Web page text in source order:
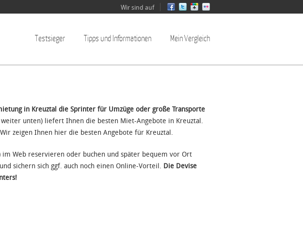
Wir sind auf
Testsieger Tipps und Informationen Mein Vergleich
in Kreuztal die Sprinter für Umzüge oder große Transporte
unten) liefert Ihnen die besten Miet-Angebote in Kreuztal.
zeigen Ihnen hier die besten Angebote für Kreuztal.
Web reservieren oder buchen und später bequem vor Ort
sichern sich ggf. auch noch einen Online-Vorteil. Die Devise